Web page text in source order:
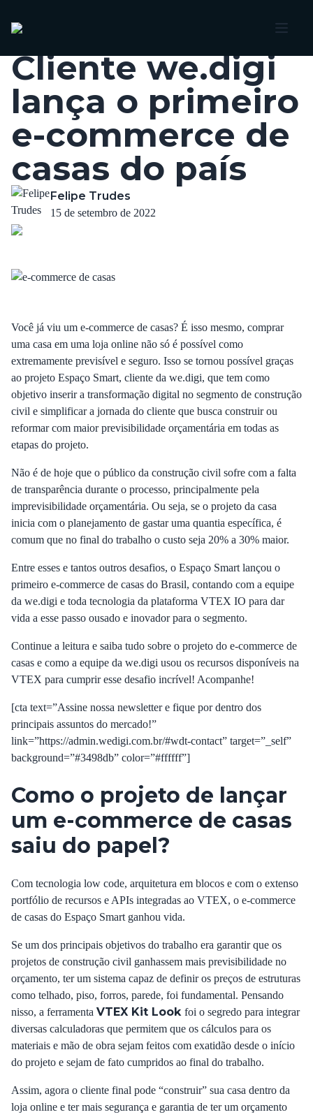
Cliente we.digi
lança o primeiro
e-commerce de
casas do país
Felipe Trudes
15 de setembro de 2022
Você já viu um e-commerce de casas? É isso mesmo, comprar
uma casa em uma loja online não só é possível como
extremamente previsível e seguro. Isso se tornou possível graças
ao projeto Espaço Smart, cliente da we.digi, que tem como
objetivo inserir a transformação digital no segmento de construção
civil e simplificar a jornada do cliente que busca construir ou
reformar com maior previsibilidade orçamentária em todas as
etapas do projeto.
Não é de hoje que o público da construção civil sofre com a falta
de transparência durante o processo, principalmente pela
imprevisibilidade orçamentária. Ou seja, se o projeto da casa
inicia com o planejamento de gastar uma quantia específica, é
comum que no final do trabalho o custo seja 20% a 30% maior.
Entre esses e tantos outros desafios, o Espaço Smart lançou o
primeiro e-commerce de casas do Brasil, contando com a equipe
da we.digi e toda tecnologia da plataforma VTEX IO para dar
vida a esse passo ousado e inovador para o segmento.
Continue a leitura e saiba tudo sobre o projeto do e-commerce de
casas e como a equipe da we.digi usou os recursos disponíveis na
VTEX para cumprir esse desafio incrível! Acompanhe!
[cta text=”Assine nossa newsletter e fique por dentro dos
principais assuntos do mercado!”
link=”https://admin.wedigi.com.br/#wdt-contact” target=”_self”
background=”#3498db” color=”#ffffff”]
Como o projeto de lançar
um e-commerce de casas
saiu do papel?
Com tecnologia low code, arquitetura em blocos e com o extenso
portfólio de recursos e APIs integradas ao VTEX, o e-commerce
de casas do Espaço Smart ganhou vida.
Se um dos principais objetivos do trabalho era garantir que os
projetos de construção civil ganhassem mais previsibilidade no
orçamento, ter um sistema capaz de definir os preços de estruturas
como telhado, piso, forros, parede, foi fundamental. Pensando
nisso, a ferramenta VTEX Kit Look foi o segredo para integrar
diversas calculadoras que permitem que os cálculos para os
materiais e mão de obra sejam feitos com exatidão desde o início
do projeto e sejam de fato cumpridos ao final do trabalho.
Assim, agora o cliente final pode “construir” sua casa dentro da
loja online e ter mais segurança e garantia de ter um orçamento